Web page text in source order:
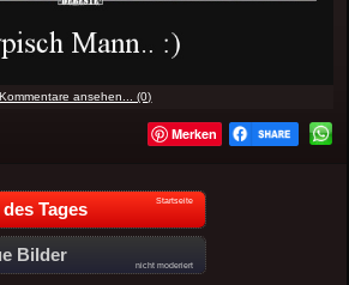
Kommentare ansehen... (0)
Merken
Tages Startseite
Bilder
nicht moderiert